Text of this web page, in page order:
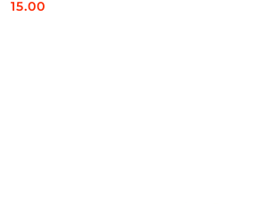
Cena:
15.00